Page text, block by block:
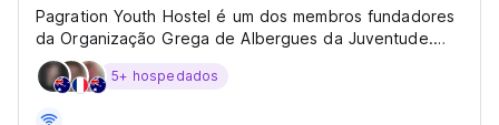
Pagration Youth Hostel é um dos membros fundadores
da Organização Grega de Albergues da Juventude.
Está aberto o ano todo há mais de 35 anos....
5+ hospedados